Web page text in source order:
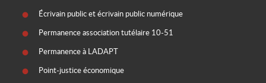
Écrivain public et écrivain public numérique
Permanence association tutélaire 10-51
Permanence à LADAPT
Point-justice économique